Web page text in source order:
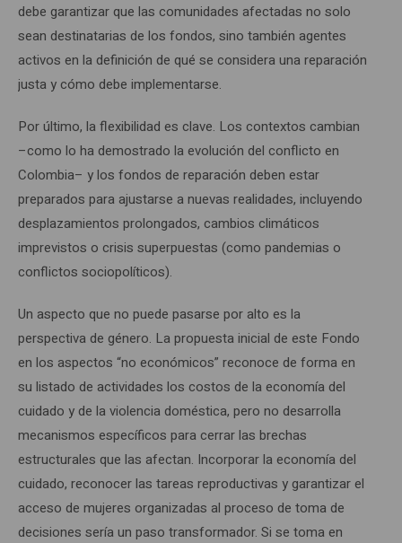
debe garantizar que las comunidades afectadas no solo
sean destinatarias de los fondos, sino también agentes
activos en la definición de qué se considera una reparación
justa y cómo debe implementarse.
Por último, la flexibilidad es clave. Los contextos cambian
–como lo ha demostrado la evolución del conflicto en
Colombia– y los fondos de reparación deben estar
preparados para ajustarse a nuevas realidades, incluyendo
desplazamientos prolongados, cambios climáticos
imprevistos o crisis superpuestas (como pandemias o
conflictos sociopolíticos).
Un aspecto que no puede pasarse por alto es la
perspectiva de género. La propuesta inicial de este Fondo
en los aspectos “no económicos” reconoce de forma en
su listado de actividades los costos de la economía del
cuidado y de la violencia doméstica, pero no desarrolla
mecanismos específicos para cerrar las brechas
estructurales que las afectan. Incorporar la economía del
cuidado, reconocer las tareas reproductivas y garantizar el
acceso de mujeres organizadas al proceso de toma de
decisiones sería un paso transformador. Si se toma en